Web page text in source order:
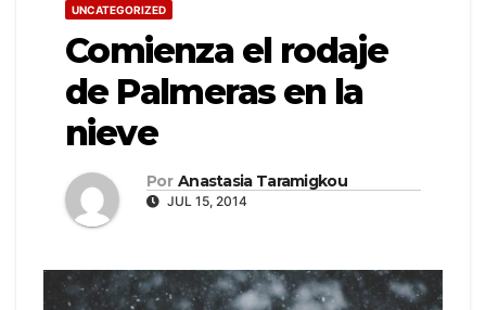
UNCATEGORIZED
Comienza el rodaje
de Palmeras en la
nieve
Por Anastasia Taramigkou
JUL 15, 2014